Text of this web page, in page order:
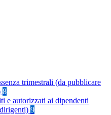
trimestrali (da pubblicare
8
e autorizzati ai dipendenti
9